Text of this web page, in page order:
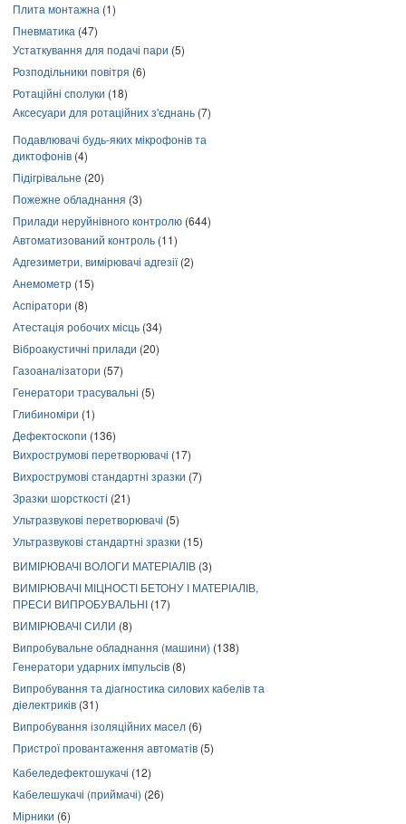
Плита монтажна (1)
Пневматика (47)
Устаткування для подачі пари (5)
Розподільники повітря (6)
Ротаційні сполуки (18)
Аксесуари для ротаційних з'єднань (7)
Подавлювачі будь-яких мікрофонів та
диктофонів (4)
Підігрівальне (20)
Пожежне обладнання (3)
Прилади неруйнівного контролю (644)
Автоматизований контроль (11)
Адгезиметри, вимірювачі адгезії(2)
Анемометр (15)
Аспіратори (8)
Атестація робочих місць (34)
Віброакустичні прилади (20)
Газоаналізатори (57)
Генератори трасувальні (5)
Глибиноміри (1)
Дефектоскопи (136)
Вихрострумові перетворювачі (17)
Вихрострумові стандартні зразки (7)
Зразки шорсткості (21)
Ультразвукові перетворювачі (5)
Ультразвукові стандартні зразки (15)
ВИМІРЮВАЧІ ВОЛОГИ МАТЕРІАЛІВ (3)
ВИМІРЮВАЧІ МІЦНОСТІ БЕТОНУ І МАТЕРІАЛІВ,
ПРЕСИ ВИПРОБУВАЛЬНІ (17)
ВИМІРЮВАЧІ СИЛИ (8)
Випробувальне обладнання (машини) (138)
Генератори ударних імпульсів (8)
Випробування та діагностика силових кабелів та
діелектриків (31)
Випробування ізоляційних масел (6)
Пристрої провантаження автоматів (5)
Кабеледефектошукачі (12)
Кабелешукачі (приймачі) (26)
Мірники (6)